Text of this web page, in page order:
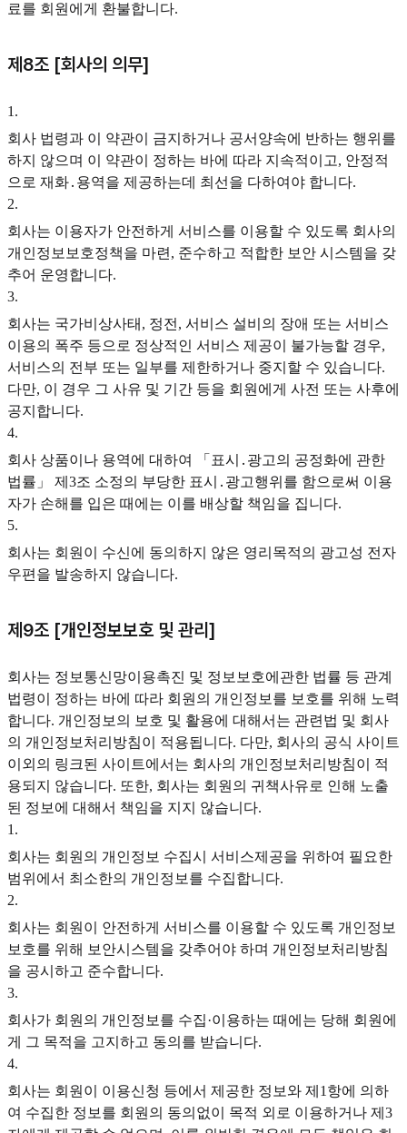
료를 회원에게 환불합니다.
제8조 [회사의 의무]
1 .
회사 법령과 이 약관이 금지하거나 공서양속에 반하는 행위를
하지 않으며 이 약관이 정하는 바에 따라 지속적이고, 안정적
으로 재화․용역을 제공하는데 최선을 다하여야 합니다.
2.
회사는 이용자가 안전하게 서비스를 이용할 수 있도록 회사의
개인정보보호정책을 마련, 준수하고 적합한 보안 시스템을 갖
추어 운영합니다.
3.
회사는 국가비상사태, 정전, 서비스 설비의 장애 또는 서비스
이용의 폭주 등으로 정상적인 서비스 제공이 불가능할 경우,
서비스의 전부 또는 일부를 제한하거나 중지할 수 있습니다.
다만, 이 경우 그 사유 및 기간 등을 회원에게 사전 또는 사후에
공지합니다.
4.
회사 상품이나 용역에 대하여 「표시․광고의 공정화에 관한
법률」 제3조 소정의 부당한 표시․광고행위를 함으로써 이용
자가 손해를 입은 때에는 이를 배상할 책임을 집니다.
5.
회사는 회원이 수신에 동의하지 않은 영리목적의 광고성 전자
우편을 발송하지 않습니다.
제9조 [개인정보보호 및 관리]
회사는 정보통신망이용촉진 및 정보보호에관한 법률 등 관계
법령이 정하는 바에 따라 회원의 개인정보를 보호를 위해 노력
합니다. 개인정보의 보호 및 활용에 대해서는 관련법 및 회사
의 개인정보처리방침이 적용됩니다. 다만, 회사의 공식 사이트
이외의 링크된 사이트에서는 회사의 개인정보처리방침이 적
용되지 않습니다. 또한, 회사는 회원의 귀책사유로 인해 노출
된 정보에 대해서 책임을 지지 않습니다.
1 .
회사는 회원의 개인정보 수집시 서비스제공을 위하여 필요한
범위에서 최소한의 개인정보를 수집합니다.
2.
회사는 회원이 안전하게 서비스를 이용할 수 있도록 개인정보
보호를 위해 보안시스템을 갖추어야 하며 개인정보처리방침
을 공시하고 준수합니다.
3.
회사가 회원의 개인정보를 수집·이용하는 때에는 당해 회원에
게 그 목적을 고지하고 동의를 받습니다.
4.
회사는 회원이 이용신청 등에서 제공한 정보와 제1항에 의하
여 수집한 정보를 회원의 동의없이 목적 외로 이용하거나 제3